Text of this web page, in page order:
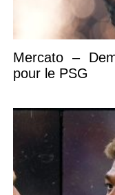
Mercato –
pour le PSG